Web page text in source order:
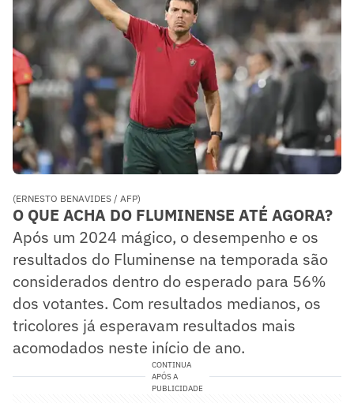
(ERNESTO BENAVIDES / AFP)
O QUE ACHA DO FLUMINENSE ATÉ AGORA?
Após um 2024 mágico, o desempenho e os
resultados do Fluminense na temporada são
considerados dentro do esperado para 56%
dos votantes. Com resultados medianos, os
tricolores já esperavam resultados mais
acomodados neste início de ano.
CONTINUA
APÓS A
PUBLICIDADE